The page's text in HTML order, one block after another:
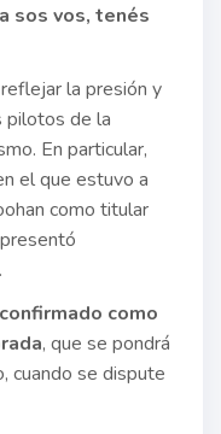
sos vos, tenés
la presión y
pilotos de la
En particular,
el que estuvo a
como titular
como
, que se pondrá
cuando se dispute